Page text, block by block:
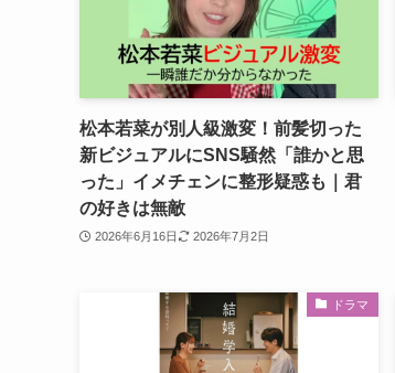
松本若菜が別人級激変！前髪切った
新ビジュアルにSNS騒然「誰かと思
った」イメチェンに整形疑惑も｜君
の好きは無敵
2026年6月16日 2026年7月2日
ドラマ